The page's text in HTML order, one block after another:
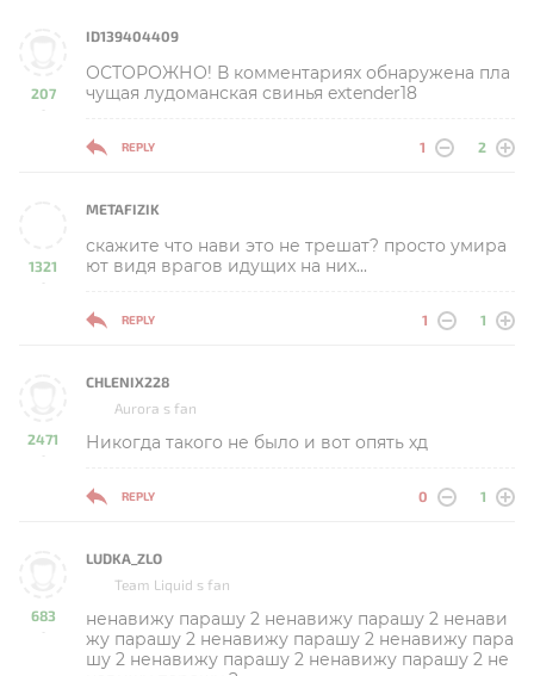
207
-
ID139404409
ОСТОРОЖНО! В комментариях обнаружена пла
чущая лудоманская свинья extender18
REPLY 1 2
1321
-
METAFIZIK
скажите что нави это не трешат? просто умира
ют видя врагов идущих на них...
REPLY 1 1
2471
-
CHLENIX228
Aurora s fan
Никогда такого не было и вот опять хд
REPLY 0 1
683
-
LUDKA_ZLO
Team Liquid s fan
ненавижу парашу 2 ненавижу парашу 2 ненави
жу парашу 2 ненавижу парашу 2 ненавижу пара
шу 2 ненавижу парашу 2 ненавижу парашу 2 не